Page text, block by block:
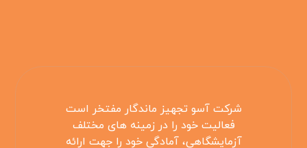
شرکت آسو تجهیز ماندگار مفتخر است
فعالیت خود را در زمینه های مختلف
آزمایشگاهی، آمادگی خود را جهت ارائه